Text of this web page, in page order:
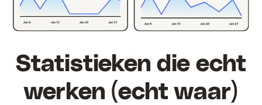
Statistieken die echt
werken (echt waar)